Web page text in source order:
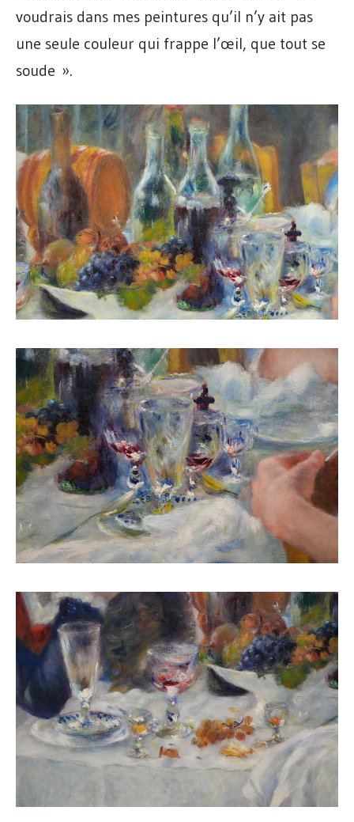
voudrais dans mes peintures qu’il n’y ait pas
une seule couleur qui frappe l’œil, que tout se
soude ».